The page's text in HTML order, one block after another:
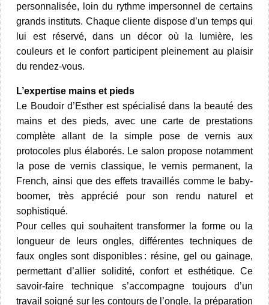
personnalisée, loin du rythme impersonnel de certains
grands instituts. Chaque cliente dispose d’un temps qui
lui est réservé, dans un décor où la lumière, les
couleurs et le confort participent pleinement au plaisir
du rendez-vous.​
L’expertise mains et pieds
Le Boudoir d’Esther est spécialisé dans la beauté des
mains et des pieds, avec une carte de prestations
complète allant de la simple pose de vernis aux
protocoles plus élaborés. Le salon propose notamment
la pose de vernis classique, le vernis permanent, la
French, ainsi que des effets travaillés comme le baby-
boomer, très apprécié pour son rendu naturel et
sophistiqué.​
Pour celles qui souhaitent transformer la forme ou la
longueur de leurs ongles, différentes techniques de
faux ongles sont disponibles : résine, gel ou gainage,
permettant d’allier solidité, confort et esthétique. Ce
savoir-faire technique s’accompagne toujours d’un
travail soigné sur les contours de l’ongle, la préparation